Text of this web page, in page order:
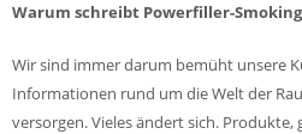
Warum schreibt Powerfiller-
Wir sind immer darum bemüht unsere
Informationen rund um die Welt der
versorgen. Vieles ändert sich. Produkte,